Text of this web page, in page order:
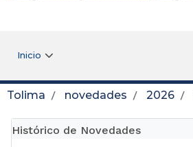
Inicio
Tolima novedades 2026
Histórico de Novedades